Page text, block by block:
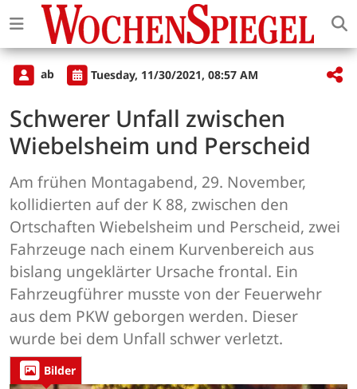
ab Tuesday, 11/30/2021, 08:57 AM
Schwerer Unfall zwischen
Wiebelsheim und Perscheid
Am frühen Montagabend, 29. November,
kollidierten auf der K 88, zwischen den
Ortschaften Wiebelsheim und Perscheid, zwei
Fahrzeuge nach einem Kurvenbereich aus
bislang ungeklärter Ursache frontal. Ein
Fahrzeugführer musste von der Feuerwehr
aus dem PKW geborgen werden. Dieser
wurde bei dem Unfall schwer verletzt.
Bilder